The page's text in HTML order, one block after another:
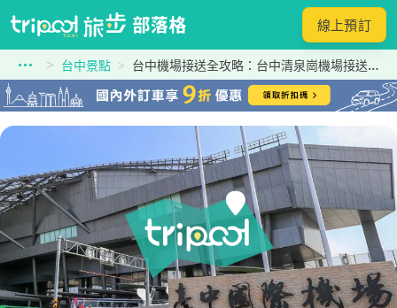
線上預訂
台中景點 台中機場接送全攻略：台中清泉崗機場接送價格預約與交通方式